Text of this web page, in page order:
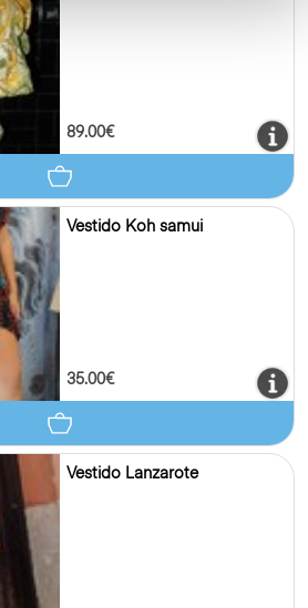
89.00€
Vestido Koh samui
35.00€
Vestido Lanzarote